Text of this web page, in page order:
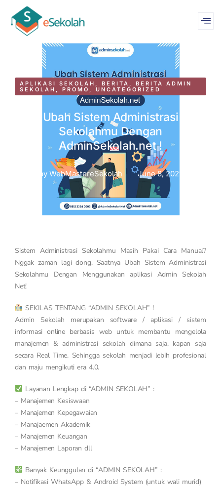
APLIKASI SEKOLAH , BERITA , BERITA ADMIN
SEKOLAH , PROMO , UNCATEGORIZED
Ubah Sistem Administrasi
Sekolahmu Dengan
AdminSekolah.net !
by WebMastereSekolah June 8, 2021
Sistem Administrasi Sekolahmu Masih Pakai Cara Manual?
Nggak zaman lagi dong, Saatnya Ubah Sistem Administrasi
Sekolahmu Dengan Menggunakan aplikasi Admin Sekolah
Net!
SEKILAS TENTANG “ADMIN SEKOLAH” !
Admin Sekolah merupakan software / aplikasi / sistem
informasi online berbasis web untuk membantu mengelola
manajemen & administrasi sekolah dimana saja, kapan saja
secara Real Time. Sehingga sekolah menjadi lebih profesional
dan maju mengikuti era 4.0.
Layanan Lengkap di “ADMIN SEKOLAH” :
– Manajemen Kesiswaan
– Manajemen Kepegawaian
– Manajaemen Akademik
– Manajemen Keuangan
– Manajemen Laporan dll
Banyak Keunggulan di “ADMIN SEKOLAH” :
– Notifikasi WhatsApp & Android System (untuk wali murid)